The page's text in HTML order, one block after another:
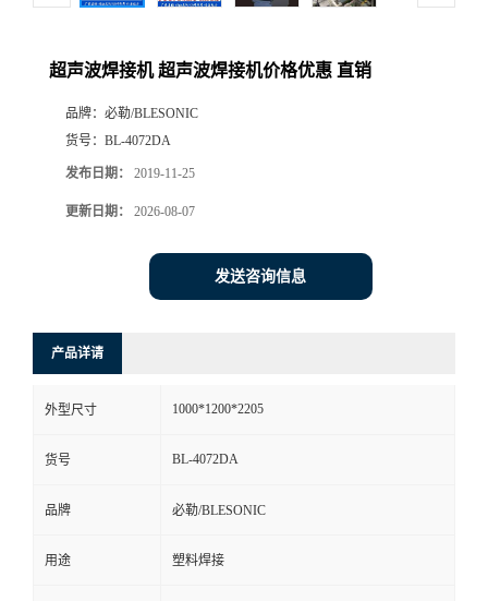
超声波焊接机 超声波焊接机价格优惠 直销
品牌： 必勒/BLESONIC
货号： BL-4072DA
发布日期： 2019-11-25
更新日期： 2026-08-07
发送咨询信息
产品详请
外型尺寸 1000*1200*2205
货号 BL-4072DA
品牌 必勒/BLESONIC
用途 塑料焊接